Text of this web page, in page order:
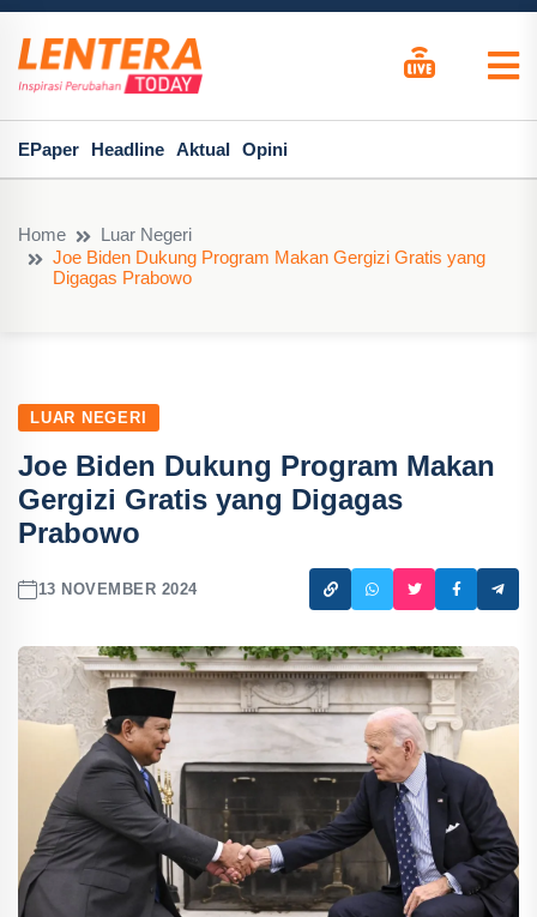
EPaper Headline Aktual Opini
Home
Luar Negeri
Joe Biden Dukung Program Makan Gergizi Gratis yang
Digagas Prabowo
LUAR NEGERI
Joe Biden Dukung Program Makan
Gergizi Gratis yang Digagas
Prabowo
13 NOVEMBER 2024